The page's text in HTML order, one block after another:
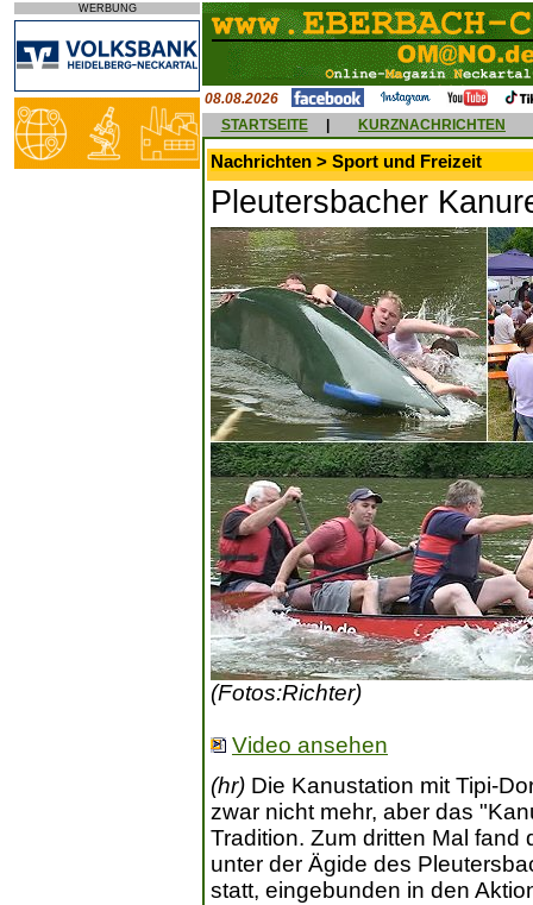
WERBUNG
08.08.2026
STARTSEITE
KURZNACHRICHTEN
Nachrichten > Sport und Freizeit
Pleutersbacher
(Fotos:Richter)
Video ansehen
(hr) Die Kanustation mit Tipi-
zwar nicht mehr, aber das
Tradition. Zum dritten Mal
unter der Ägide des
statt, eingebunden in den